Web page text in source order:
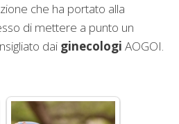
che ha portato alla
di mettere a punto un
dai ginecologi AOGOI.